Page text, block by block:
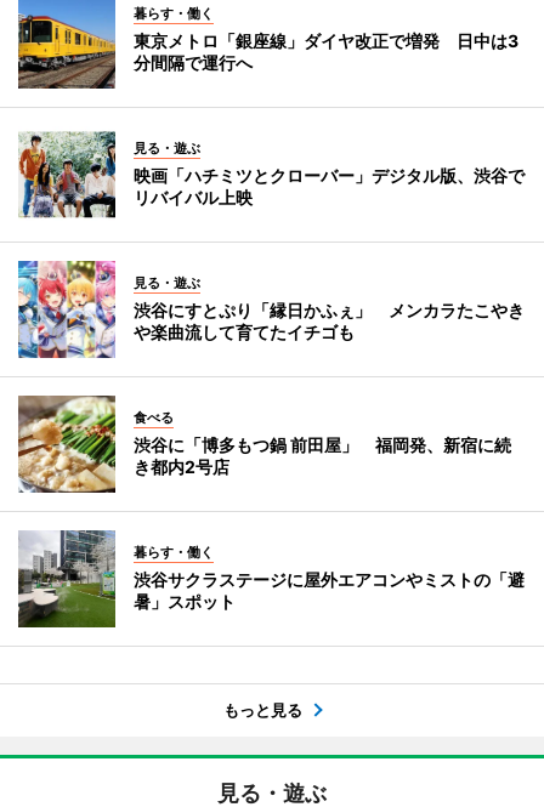
暮らす・働く
東京メトロ「銀座線」ダイヤ改正で増発 日中は3
分間隔で運行へ
見る・遊ぶ
映画「ハチミツとクローバー」デジタル版、渋谷で
リバイバル上映
見る・遊ぶ
渋谷にすとぷり「縁日かふぇ」 メンカラたこやき
や楽曲流して育てたイチゴも
食べる
渋谷に「博多もつ鍋 前田屋」 福岡発、新宿に続
き都内2号店
暮らす・働く
渋谷サクラステージに屋外エアコンやミストの「避
暑」スポット
もっと見る
見る・遊ぶ